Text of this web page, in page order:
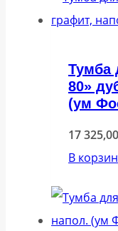
Тумба
80»
(ум
17 325,00
В